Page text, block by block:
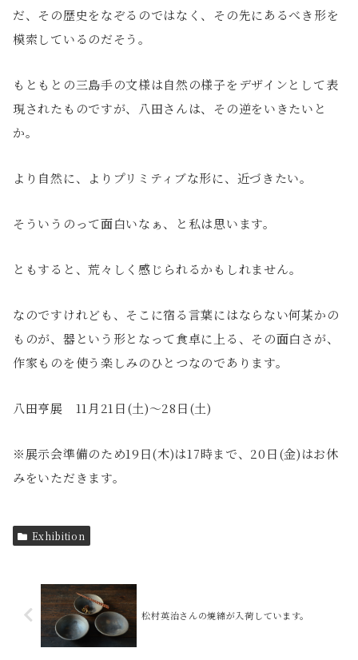
だ、その歴史をなぞるのではなく、その先にあるべき形を
模索しているのだそう。
もともとの三島手の文様は自然の様子をデザインとして表
現されたものですが、八田さんは、その逆をいきたいと
か。
より自然に、よりプリミティブな形に、近づきたい。
そういうのって面白いなぁ、と私は思います。
ともすると、荒々しく感じられるかもしれません。
なのですけれども、そこに宿る言葉にはならない何某かの
ものが、器という形となって食卓に上る、その面白さが、
作家ものを使う楽しみのひとつなのであります。
八田亨展 11月21日(土)〜28日(土)
※展示会準備のため19日(木)は17時まで、20日(金)はお休
みをいただきます。
Exhibition
松村英治さんの焼締が入荷しています。